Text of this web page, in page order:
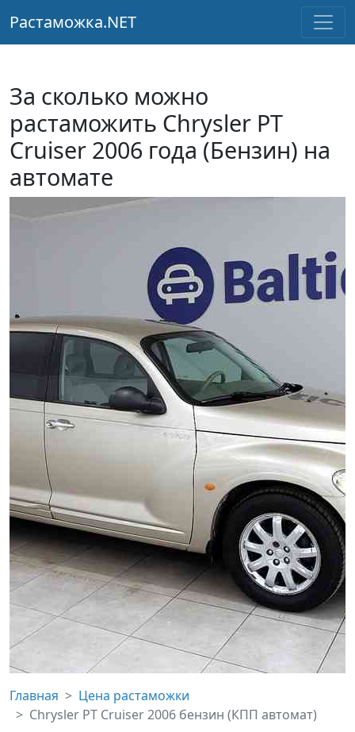
Растаможка.NET
За сколько можно
растаможить Chrysler PT
Cruiser 2006 года (Бензин) на
автомате
Главная
Цена растаможки
Chrysler PT Cruiser 2006 бензин (КПП автомат)